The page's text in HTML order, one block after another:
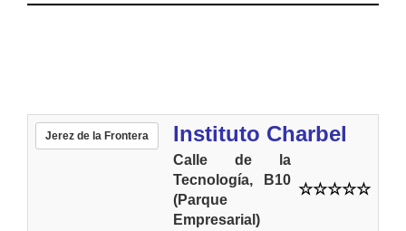
Jerez de la Frontera Instituto Charbel
Calle de la
Tecnología, B10
(Parque
Empresarial)